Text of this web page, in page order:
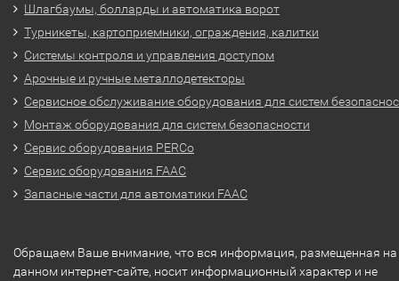
Шлагбаумы, болларды и автоматика ворот
Турникеты, картоприемники, ограждения, калитки
Системы контроля и управления доступом
Арочные и ручные металлодетекторы
Сервисное обслуживание оборудования для систем
Монтаж оборудования для систем безопасности
Сервис оборудования PERCo
Сервис оборудования FAAC
Запасные части для автоматики FAAC
Обращаем Ваше внимание, что вся информация, размещенная на
данном интернет-сайте, носит информационный характер и не